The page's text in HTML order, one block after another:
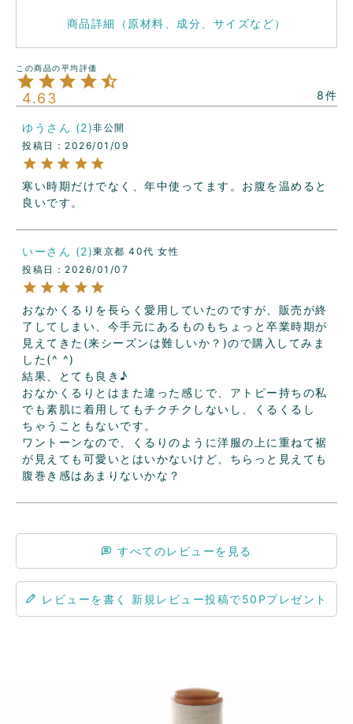
商品詳細（原材料、成分、サイズなど）
4.63 8
ゆう 2 非公開
投稿日
2026/01/09
寒い時期だけでなく、年中使ってます。お腹を温めると
良いです。
いー 2 東京都 40代 女性
投稿日
2026/01/07
おなかくるりを長らく愛用していたのですが、販売が終
了してしまい、今手元にあるものもちょっと卒業時期が
見えてきた(来シーズンは難しいか？)ので購入してみま
した(^ ^)
結果、とても良き♪
おなかくるりとはまた違った感じで、アトピー持ちの私
でも素肌に着用してもチクチクしないし、くるくるし
ちゃうこともないです。
ワントーンなので、くるりのように洋服の上に重ねて裾
が見えても可愛いとはいかないけど、ちらっと見えても
腹巻き感はあまりないかな？
すべてのレビューを見る
レビューを書く